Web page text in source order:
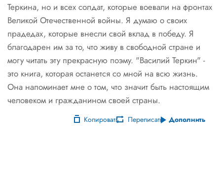
Теркина, но и всех солдат, которые воевали на фронтах
Великой Отечественной войны. Я думаю о своих
прадедах, которые внесли свой вклад в победу. Я
благодарен им за то, что живу в свободной стране и
могу читать эту прекрасную поэму. "Василий Теркин" -
это книга, которая останется со мной на всю жизнь.
Она напоминает мне о том, что значит быть настоящим
человеком и гражданином своей страны.
Копировать Переписать Дополнить